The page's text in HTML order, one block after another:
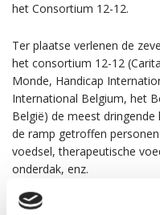
het Consortium 12-12.
Ter plaatse verlenen de
het consortium 12-12
Monde, Handicap
International Belgium, het
België) de meest
de ramp getroffen
voedsel, therapeutische
onderdak, enz.
Naast deze onmiddellijke